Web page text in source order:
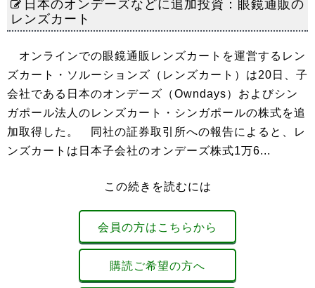
日本のオンデーズなどに追加投資：眼鏡通販の
レンズカート
オンラインでの眼鏡通販レンズカートを運営するレン
ズカート・ソルーションズ（レンズカート）は20日、子
会社である日本のオンデーズ（Owndays）およびシン
ガポール法人のレンズカート・シンガポールの株式を追
加取得した。 同社の証券取引所への報告によると、レ
ンズカートは日本子会社のオンデーズ株式1万6...
この続きを読むには
会員の方はこちらから
購読ご希望の方へ